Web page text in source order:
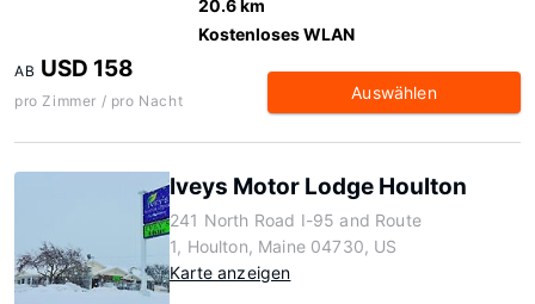
20.6 km
Kostenloses WLAN
AB USD 158
pro Zimmer / pro Nacht Auswählen
Iveys Motor Lodge Houlton
241 North Road I-95 and Route
1, Houlton, Maine 04730, US
Karte anzeigen